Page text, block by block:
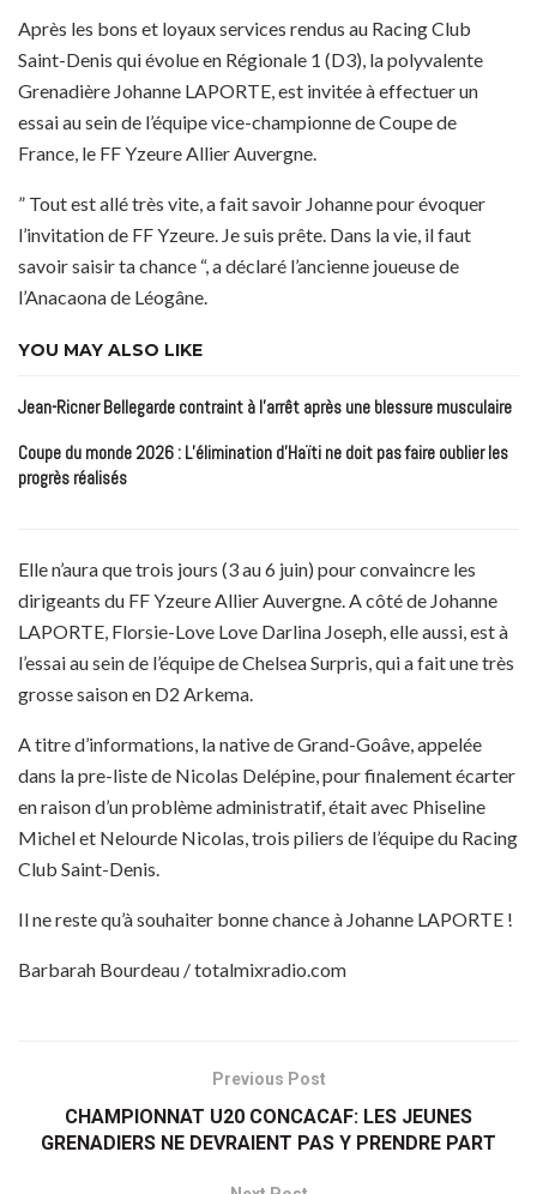
Après les bons et loyaux services rendus au Racing Club
Saint-Denis qui évolue en Régionale 1 (D3), la polyvalente
Grenadière Johanne LAPORTE, est invitée à effectuer un
essai au sein de l’équipe vice-championne de Coupe de
France, le FF Yzeure Allier Auvergne.
” Tout est allé très vite, a fait savoir Johanne pour évoquer
l’invitation de FF Yzeure. Je suis prête. Dans la vie, il faut
savoir saisir ta chance “, a déclaré l’ancienne joueuse de
l’Anacaona de Léogâne.
YOU MAY ALSO LIKE
Jean-Ricner Bellegarde contraint à l’arrêt après une blessure musculaire
Coupe du monde 2026 : L’élimination d’Haïti ne doit pas faire oublier les
progrès réalisés
Elle n’aura que trois jours (3 au 6 juin) pour convaincre les
dirigeants du FF Yzeure Allier Auvergne. A côté de Johanne
LAPORTE, Florsie-Love Love Darlina Joseph, elle aussi, est à
l’essai au sein de l’équipe de Chelsea Surpris, qui a fait une très
grosse saison en D2 Arkema.
A titre d’informations, la native de Grand-Goâve, appelée
dans la pre-liste de Nicolas Delépine, pour finalement écarter
en raison d’un problème administratif, était avec Phiseline
Michel et Nelourde Nicolas, trois piliers de l’équipe du Racing
Club Saint-Denis.
Il ne reste qu’à souhaiter bonne chance à Johanne LAPORTE !
Barbarah Bourdeau / totalmixradio.com
Previous Post
CHAMPIONNAT U20 CONCACAF: LES JEUNES
GRENADIERS NE DEVRAIENT PAS Y PRENDRE PART